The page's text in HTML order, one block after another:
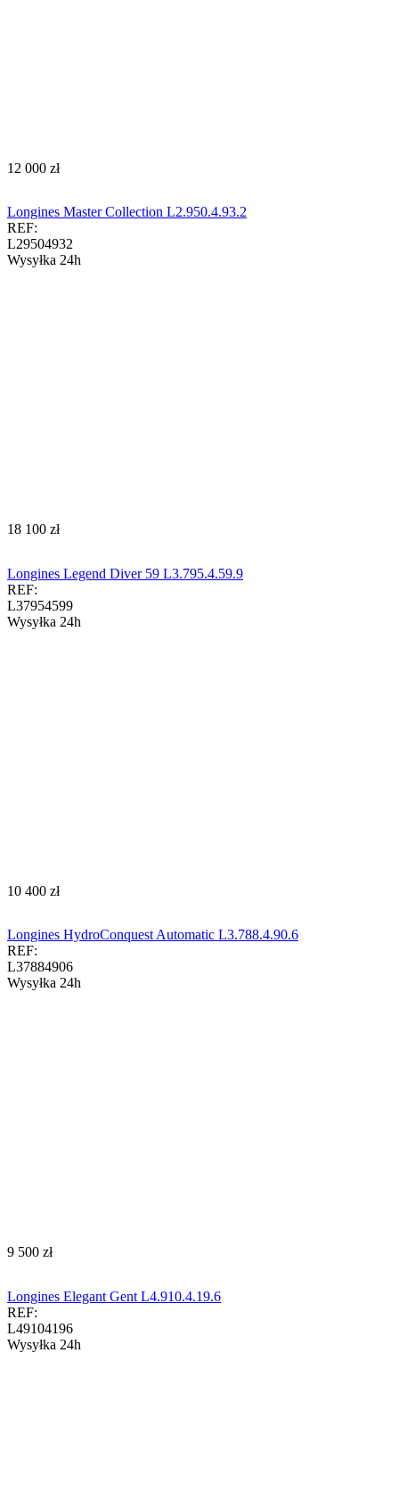
‍12 000‍ zł
Longines Master Collection L2.950.4.93.2
REF:
L29504932
Wysyłka 24h
‍18 100‍ zł
Longines Legend Diver 59 L3.795.4.59.9
REF:
L37954599
Wysyłka 24h
‍10 400‍ zł
Longines HydroConquest Automatic L3.788.4.90.6
REF:
L37884906
Wysyłka 24h
‍9 500‍ zł
Longines Elegant Gent L4.910.4.19.6
REF:
L49104196
Wysyłka 24h